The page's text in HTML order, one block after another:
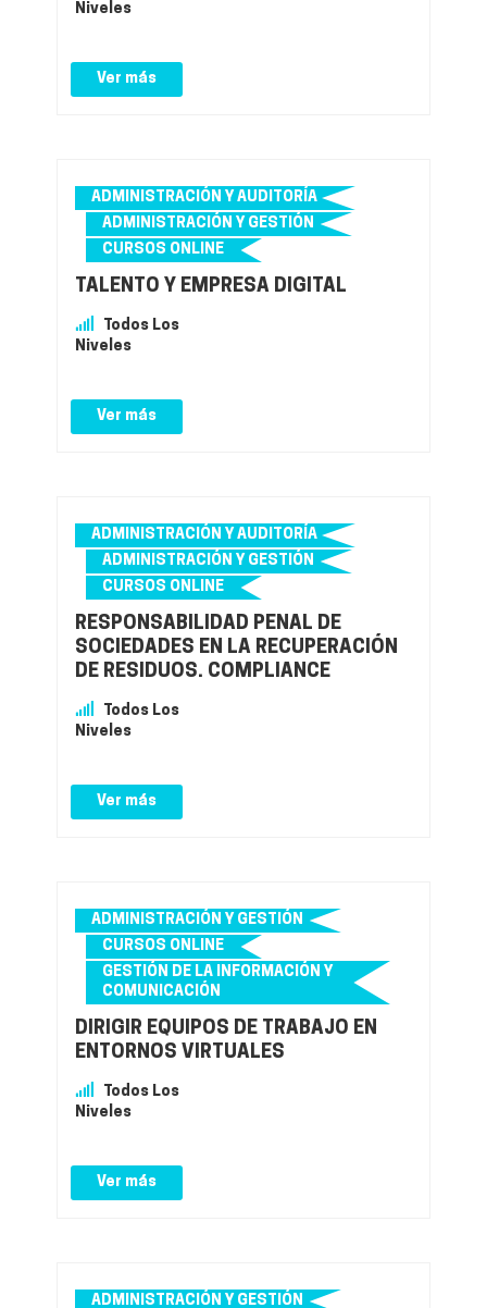
Niveles
Ver más
ADMINISTRACIÓN Y AUDITORÍA
ADMINISTRACIÓN Y GESTIÓN
CURSOS ONLINE
TALENTO Y EMPRESA DIGITAL
Todos Los
Niveles
Ver más
ADMINISTRACIÓN Y AUDITORÍA
ADMINISTRACIÓN Y GESTIÓN
CURSOS ONLINE
RESPONSABILIDAD PENAL DE
SOCIEDADES EN LA RECUPERACIÓN
DE RESIDUOS. COMPLIANCE
Todos Los
Niveles
Ver más
ADMINISTRACIÓN Y GESTIÓN
CURSOS ONLINE
GESTIÓN DE LA INFORMACIÓN Y
COMUNICACIÓN
DIRIGIR EQUIPOS DE TRABAJO EN
ENTORNOS VIRTUALES
Todos Los
Niveles
Ver más
ADMINISTRACIÓN Y GESTIÓN